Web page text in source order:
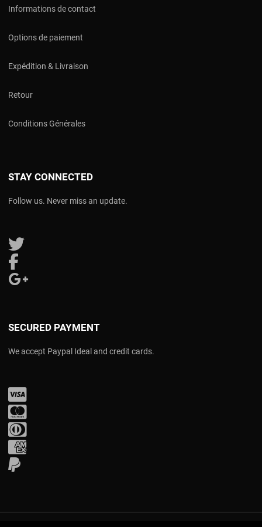
Informations de contact
Options de paiement
Expédition & Livraison
Retour
Conditions Générales
STAY CONNECTED
Follow us. Never miss an update.
Follow us on Twitter
SECURED PAYMENT
We accept Paypal Ideal and credit cards.
PayPal